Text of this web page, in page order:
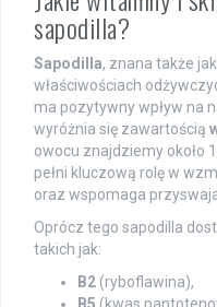
sapodilla?
Sapodilla, znana także
właściwościach
ma pozytywny wpływ na
wyróżnia się zawartością
owocu znajdziemy około
pełni kluczową rolę w
oraz wspomaga
Oprócz tego sapodilla
takich jak:
B2 (ryboflawina),